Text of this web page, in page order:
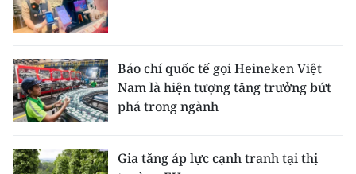
Báo chí quốc tế gọi Heineken Việt
Nam là hiện tượng tăng trưởng bứt
phá trong ngành
Gia tăng áp lực cạnh tranh tại thị